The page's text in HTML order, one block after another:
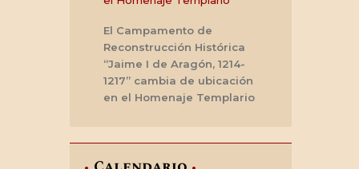
El Campamento de
Reconstrucción Histórica
“Jaime I de Aragón, 1214-
1217” cambia de ubicación
en el Homenaje Templario